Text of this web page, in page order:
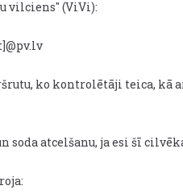
vilciens" (ViVi):
ko kontrolētāji teica, kā
soda atcelšanu, ja esi šī